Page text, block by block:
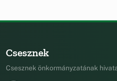
Csesznek
Csesznek önkormányzatának